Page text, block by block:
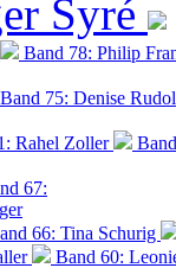
Syré
Band 78: Philip
Band 75: Denise
Rahel Zoller
67:
66: Tina Schurig
Band 60: